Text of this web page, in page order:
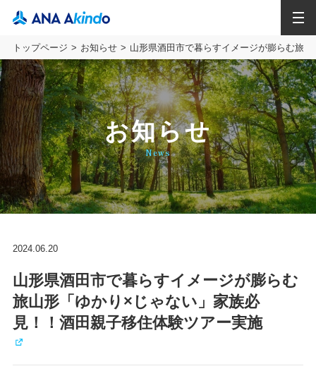
トップページ お知らせ 山形県酒田市で暮らすイメージが膨らむ旅
お知らせ
News
2024.06.20
山形県酒田市で暮らすイメージが膨らむ
旅山形「ゆかり×じゃない」家族必
見！！酒田親子移住体験ツアー実施